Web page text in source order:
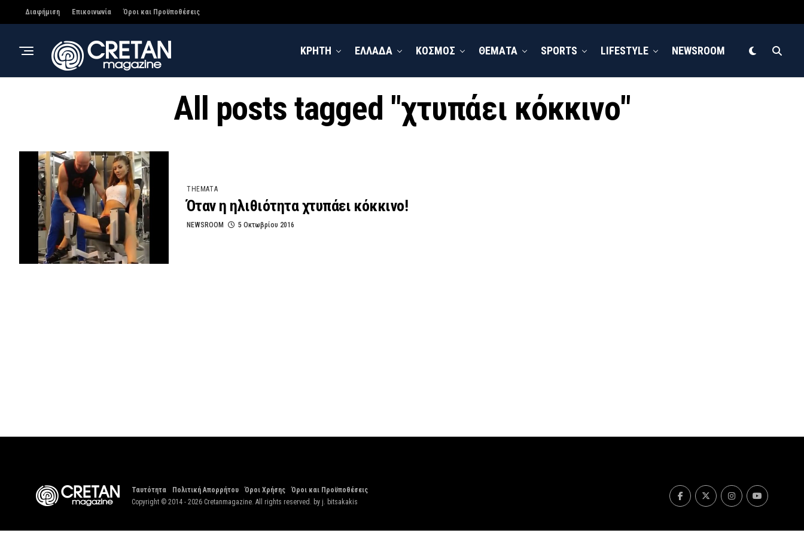
Διαφήμιση Επικοινωνία Όροι και Προϋποθέσεις
ΚΡΗΤΗ ΕΛΛΑΔΑ ΚΟΣΜΟΣ ΘΕΜΑΤΑ SPORTS LIFESTYLE NEWSROOM
All posts tagged "χτυπάει κόκκινο"
THEMATA
Όταν η ηλιθιότητα χτυπάει κόκκινο!
NEWSROOM 5 Οκτωβρίου 2016
Ταυτότητα Πολιτική Απορρήτου Όροι Χρήσης
Όροι και Προϋποθέσεις
Copyright © 2014 - 2026 Cretanmagazine. All rights reserved. by j. bitsakakis